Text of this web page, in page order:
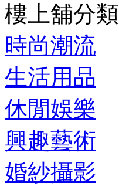
樓上舖分類
時尚潮流
生活用品
休閒娛樂
興趣藝術
婚紗攝影